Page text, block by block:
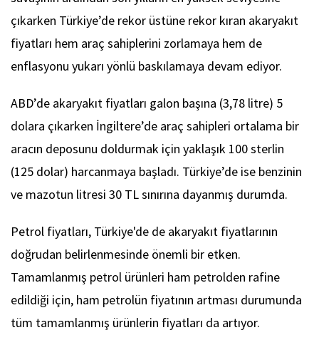
çıkarken Türkiye’de rekor üstüne rekor kıran akaryakıt
fiyatları hem araç sahiplerini zorlamaya hem de
enflasyonu yukarı yönlü baskılamaya devam ediyor.
ABD’de akaryakıt fiyatları galon başına (3,78 litre) 5
dolara çıkarken İngiltere’de araç sahipleri ortalama bir
aracın deposunu doldurmak için yaklaşık 100 sterlin
(125 dolar) harcanmaya başladı. Türkiye’de ise benzinin
ve mazotun litresi 30 TL sınırına dayanmış durumda.
Petrol fiyatları, Türkiye'de de akaryakıt fiyatlarının
doğrudan belirlenmesinde önemli bir etken.
Tamamlanmış petrol ürünleri ham petrolden rafine
edildiği için, ham petrolün fiyatının artması durumunda
tüm tamamlanmış ürünlerin fiyatları da artıyor.